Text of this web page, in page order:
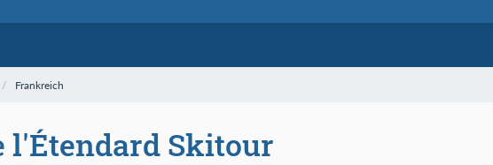
Frankreich
l'Étendard Skitour